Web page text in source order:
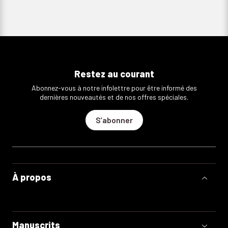
Restez au courant
Abonnez-vous à notre infolettre pour être informé des
dernières nouveautés et de nos offres spéciales.
S’abonner
À propos
Manuscrits